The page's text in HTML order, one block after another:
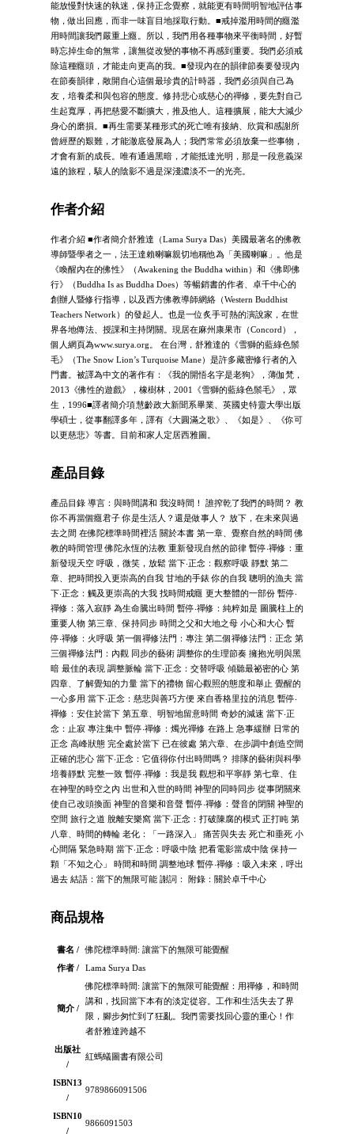
能放慢對快速的執迷，保持正念覺察，就能更有時間明智地評估事
物，做出回應，而非一味盲目地採取行動。■戒掉濫用時間的癮濫
用時間讓我們嚴重上癮。所以，我們用各種事物來平衡時間，好暫
時忘掉生命的無常，讓無從改變的事物不再感到重要。我們必須戒
除這種癮頭，才能走向更高的我。■發現內在的韻律節奏要發現內
在節奏韻律，敞開自心這個最珍貴的計時器，我們必須與自己為
友，培養柔和與包容的態度。修持悲心或慈心的禪修，要先對自己
生起寬厚，再把慈愛不斷擴大，推及他人。這種擴展，能大大減少
身心的磨損。■再生需要某種形式的死亡唯有接納、欣賞和感謝所
曾經歷的艱難，才能澈底發展為人；我們常常必須放棄一些事物，
才會有新的成長。唯有通過黑暗，才能抵達光明，那是一段意義深
遠的旅程，駭人的陰影不過是深淺濃淡不一的光亮。
作者介紹
作者介紹 ■作者簡介舒雅達（Lama Surya Das）美國最著名的佛教
導師暨學者之一，法王達賴喇嘛親切地稱他為「美國喇嘛」。他是
《喚醒內在的佛性》（Awakening the Buddha within）和《佛即佛
行》（Buddha Is as Buddha Does）等暢銷書的作者、卓千中心的
創辦人暨修行指導，以及西方佛教導師網絡（Western Buddhist
Teachers Network）的發起人。也是一位炙手可熱的演說家，在世
界各地傳法、授課和主持閉關。現居在麻州康果市（Concord），
個人網頁為www.surya.org。 在台灣，舒雅達的《雪獅的藍綠色鬃
毛》（The Snow Lion’s Turquoise Mane）是許多藏密修行者的入
門書。被譯為中文的著作有：《我的開悟名字是老狗》，薄伽梵，
2013《佛性的遊戲》，橡樹林，2001《雪獅的藍綠色鬃毛》，眾
生，1996■譯者簡介項慧齡政大新聞系畢業、英國史特靈大學出版
學碩士，從事翻譯多年，譯有《大圓滿之歌》、《如是》、《你可
以更慈悲》等書。目前和家人定居西雅圖。
產品目錄
產品目錄 導言：與時間講和 我沒時間！ 誰搾乾了我們的時間？ 教
你不再當個癮君子 你是生活人？還是做事人？ 放下，在未來與過
去之間 在佛陀標準時間裡活 關於本書 第一章、覺察自然的時間 佛
教的時間管理 佛陀永恆的法教 重新發現自然的節律 暫停‧禪修：重
新發現天空 呼吸，微笑，放鬆 當下‧正念：觀察呼吸 靜默 第二
章、把時間投入更崇高的自我 甘地的手錶 你的自我 聰明的漁夫 當
下‧正念：觸及更崇高的大我 找時間戒癮 更大整體的一部份 暫停‧
禪修：落入寂靜 為生命騰出時間 暫停‧禪修：純粹如是 圖騰柱上的
重要人物 第三章、保持同步 時間之父和大地之母 小心和大心 暫
停‧禪修：火呼吸 第一個禪修法門：專注 第二個禪修法門：正念 第
三個禪修法門：內觀 同步的藝術 調整你的生理節奏 擁抱光明與黑
暗 最佳的表現 調整脈輪 當下‧正念：交替呼吸 傾聽最祕密的心 第
四章、了解覺知的力量 當下的禮物 留心觀照的態度和舉止 覺醒的
一心多用 當下‧正念：慈悲與善巧方便 來自香格里拉的消息 暫停‧
禪修：安住於當下 第五章、明智地留意時間 奇妙的減速 當下‧正
念：止寂 專注集中 暫停‧禪修：燭光禪修 在路上 急事緩辦 日常的
正念 高峰狀態 完全處於當下 已在彼處 第六章、在步調中創造空間
正確的悲心 當下‧正念：它值得你付出時間嗎？ 排隊的藝術與科學
培養靜默 完整一致 暫停‧禪修：我是我 觀想和平寧靜 第七章、住
在神聖的時空之內 出世和入世的時間 神聖的同時同步 從事閉關來
使自己改頭換面 神聖的音樂和音聲 暫停‧禪修：聲音的閉關 神聖的
空間 旅行之道 脫離安樂窩 當下‧正念：打破陳腐的模式 正打盹 第
八章、時間的轉輪 老化：「一路深入」 痛苦與失去 死亡和垂死 小
心間隔 緊急時期 當下‧正念：呼吸中陰 把看電影當成中陰 保持一
顆「不知之心」 時間和時間 調整地球 暫停‧禪修：吸入未來，呼出
過去 結語：當下的無限可能 謝詞： 附錄：關於卓千中心
商品規格
書名 /
佛陀標準時間: 讓當下的無限可能覺醒
作者 /
Lama Surya Das
簡介 /
佛陀標準時間: 讓當下的無限可能覺醒：用禪修，和時間
講和，找回當下本有的淡定從容。工作和生活失去了界
限，腳步匆忙到了狂亂。我們需要找回心靈的重心！作
者舒雅達跨越不
出版社
/
紅螞蟻圖書有限公司
ISBN13
/
9789866091506
ISBN10
/
9866091503